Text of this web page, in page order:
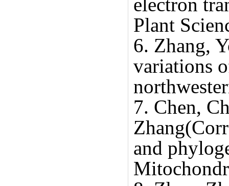
Plant
6. Zhang,
variations
7. Chen,
and